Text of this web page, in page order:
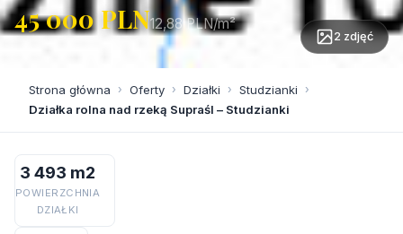
45 000 PLN12,88 PLN/m²
2 zdjęć
Strona główna › Oferty › Działki › Studzianki ›
Działka rolna nad rzeką Supraśl – Studzianki
3 493 m2
POWIERZCHNIA
DZIAŁKI